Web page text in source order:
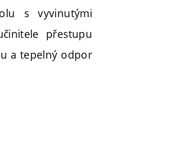
s vyvinutými
přestupu
a tepelný odpor